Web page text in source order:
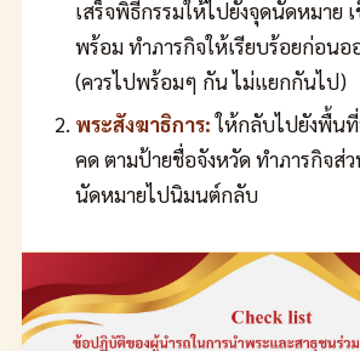
เสร็จพิธีกรรมให้ไปยังจุดนัดหมาย
พร้อม ทำภารกิจให้เรียบร้อยก่อน
(ควรไปพร้อมๆ กัน ไม่แยกกันไป)
พระสังฆาธิการ:ให้กลับไปยังพื้นที่
คด ตามป้ายชื่อจังหวัด ทำภารกิจส่
นัดหมายไปนิมนต์กลับ